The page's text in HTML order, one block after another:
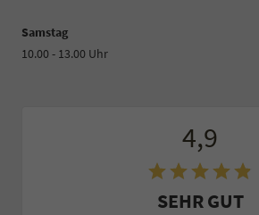
Samstag
10.00 - 13.00 Uhr
4,9
SEHR GUT